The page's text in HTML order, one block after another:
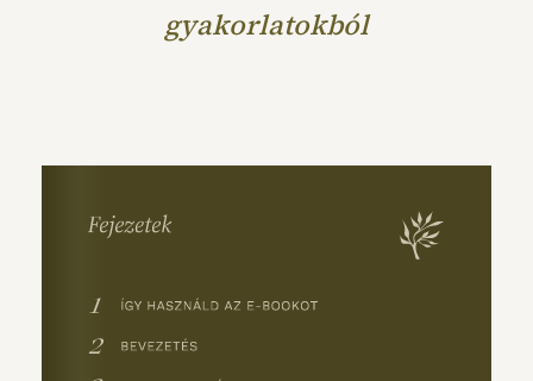
gyakorlatokból